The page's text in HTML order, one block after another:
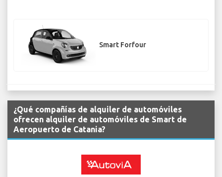
Smart Forfour
¿Qué compañías de alquiler de automóviles
ofrecen alquiler de automóviles de Smart de
Aeropuerto de Catania?